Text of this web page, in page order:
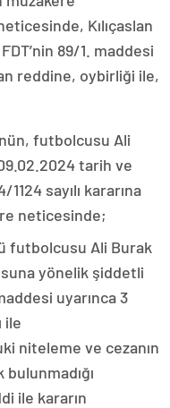
Kılıçaslan
89/1. maddesi
reddine, oybirliği ile,
futbolcusu Ali
tarih ve
sayılı kararına
neticesinde;
futbolcusu Ali Burak
yönelik şiddetli
uyarınca 3
ile
niteleme ve cezanın
ile kararın